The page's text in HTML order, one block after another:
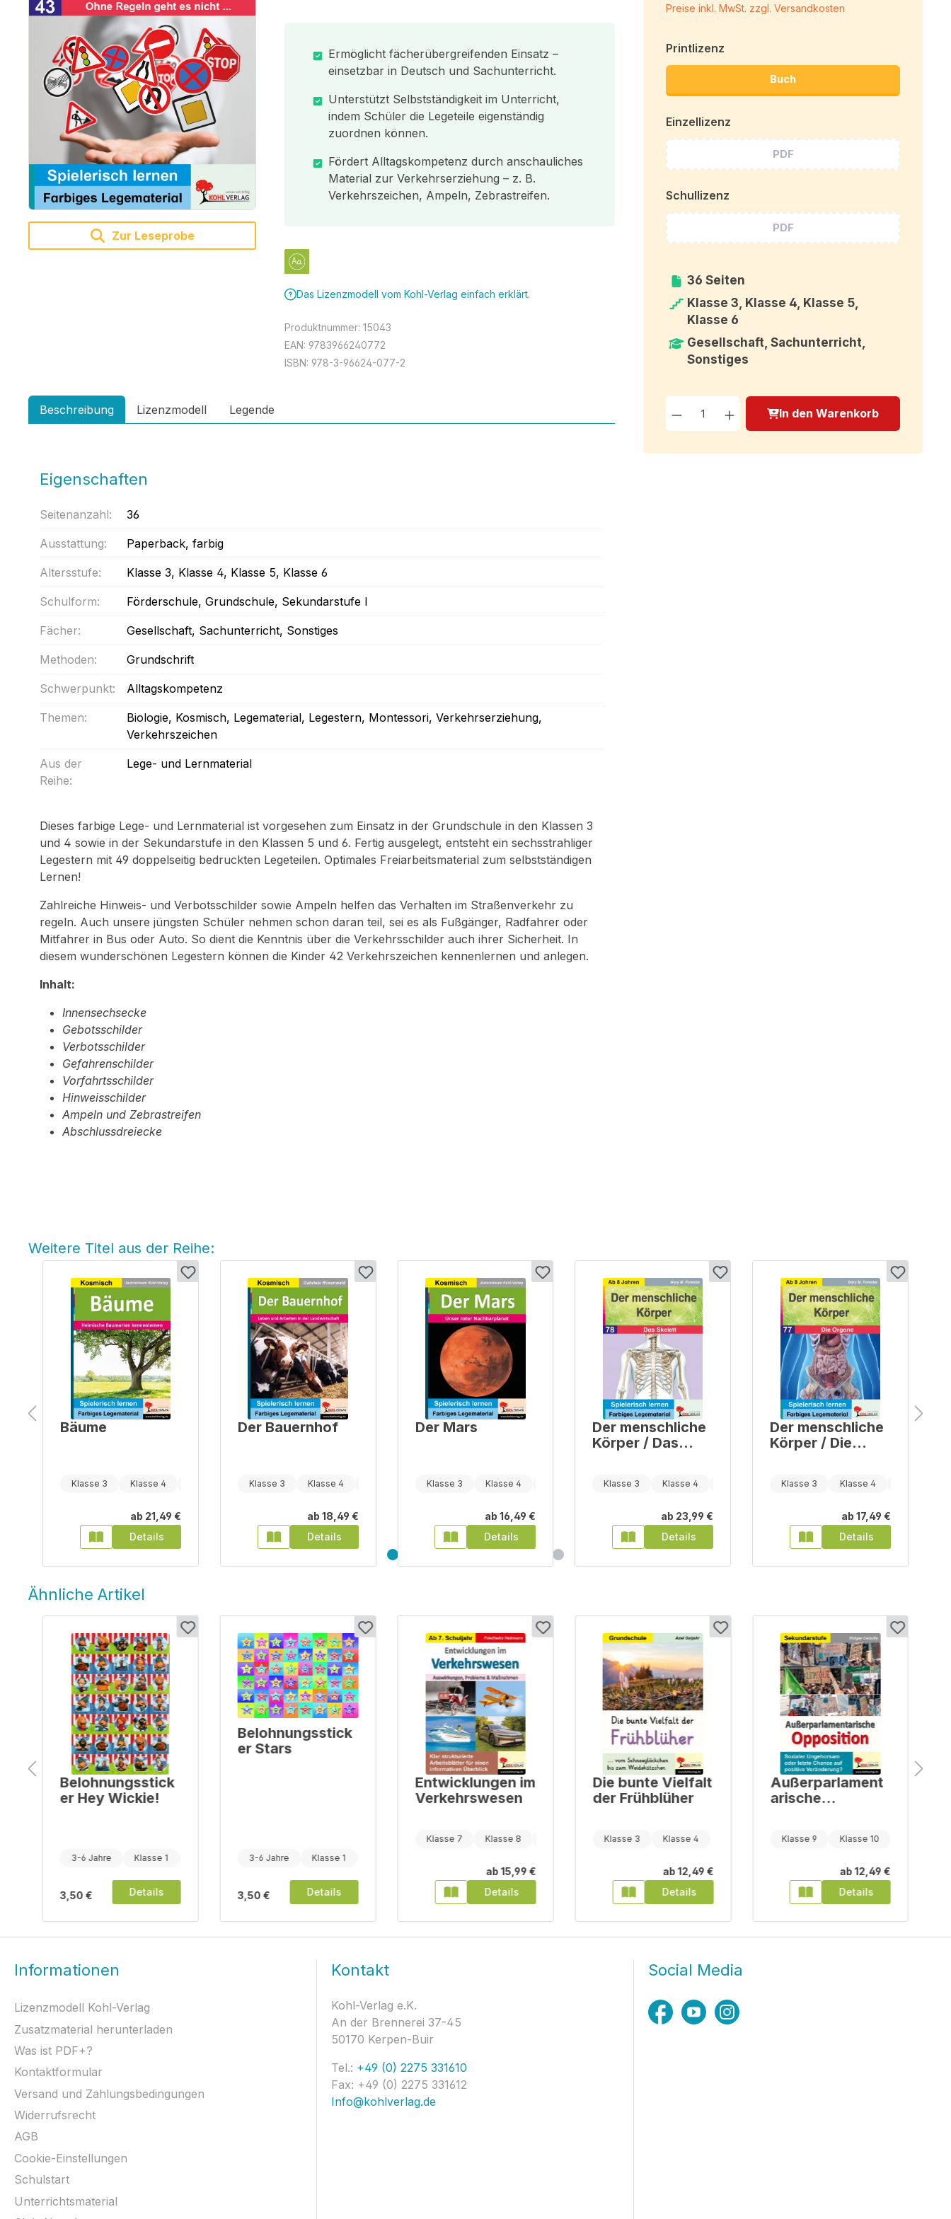
Zur Leseprobe
Ermöglicht fächerübergreifenden Einsatz –
einsetzbar in Deutsch und Sachunterricht.
Unterstützt Selbstständigkeit im Unterricht,
indem Schüler die Legeteile eigenständig
zuordnen können.
Fördert Alltagskompetenz durch anschauliches
Material zur Verkehrserziehung – z. B.
Verkehrszeichen, Ampeln, Zebrastreifen.
Das Lizenzmodell vom Kohl-Verlag einfach erklärt.
Produktnummer:15043
EAN: 9783966240772
ISBN: 978-3-96624-077-2
Beschreibung Lizenzmodell Legende
Eigenschaften
Seitenanzahl: 36
Ausstattung: Paperback, farbig
Altersstufe: Klasse 3, Klasse 4, Klasse 5, Klasse 6
Schulform: Förderschule, Grundschule, Sekundarstufe I
Fächer: Gesellschaft, Sachunterricht, Sonstiges
Methoden: Grundschrift
Schwerpunkt: Alltagskompetenz
Themen: Biologie, Kosmisch, Legematerial, Legestern, Montessori, Verkehrserziehung,
Verkehrszeichen
Aus der
Reihe:
Lege- und Lernmaterial
Dieses farbige Lege- und Lernmaterial ist vorgesehen zum Einsatz in der Grundschule in den Klassen 3
und 4 sowie in der Sekundarstufe in den Klassen 5 und 6. Fertig ausgelegt, entsteht ein sechsstrahliger
Legestern mit 49 doppelseitig bedruckten Legeteilen. Optimales Freiarbeitsmaterial zum selbstständigen
Lernen!
Zahlreiche Hinweis- und Verbotsschilder sowie Ampeln helfen das Verhalten im Straßenverkehr zu
regeln. Auch unsere jüngsten Schüler nehmen schon daran teil, sei es als Fußgänger, Radfahrer oder
Mitfahrer in Bus oder Auto. So dient die Kenntnis über die Verkehrsschilder auch ihrer Sicherheit. In
diesem wunderschönen Legestern können die Kinder 42 Verkehrszeichen kennenlernen und anlegen.
Inhalt:
Innensechsecke
Gebotsschilder
Verbotsschilder
Gefahrenschilder
Vorfahrtsschilder
Hinweisschilder
Ampeln und Zebrastreifen
Abschlussdreiecke
Preise inkl. MwSt. zzgl. Versandkosten
Printlizenz
Buch
Einzellizenz
PDF
Schullizenz
PDF
36 Seiten
Klasse 3, Klasse 4, Klasse 5,
Klasse 6
Gesellschaft, Sachunterricht,
Sonstiges
Produkt Anzahl: Gib
In den Warenkorb
Weitere Titel aus der Reihe:
Bäume
Klasse 3 Klasse 4
ab 21,49 €
Details
Der Bauernhof
Klasse 3 Klasse 4
ab 18,49 €
Details
Der Mars
Klasse 3 Klasse 4
ab 16,49 €
Details
Der menschliche
Körper / Das
Klasse 3 Klasse 4
ab 23,99 €
Details
Der menschliche
Körper / Die
Klasse 3 Klasse 4
ab 17,49 €
Details
Ähnliche Artikel
Belohnungsstick
er Hey Wickie!
3-6 Jahre Klasse 1
3,50 € Details
Belohnungsstick
er Stars
3-6 Jahre Klasse 1
3,50 € Details
Entwicklungen im
Verkehrswesen
Klasse 7 Klasse 8
ab15,99 €
Details
Die bunte Vielfalt
der Frühblüher
Klasse 3 Klasse 4
ab12,49 €
Details
Außerparlament
arische
Klasse 9 Klasse 10
ab12,49 €
Details
Informationen
Lizenzmodell Kohl-Verlag
Zusatzmaterial herunterladen
Was ist PDF+?
Kontaktformular
Versand und Zahlungsbedingungen
Widerrufsrecht
AGB
Cookie-Einstellungen
Schulstart
Unterrichtsmaterial
Kontakt
Kohl-Verlag e.K.
An der Brennerei 37-45
50170 Kerpen-Buir
Tel.: +49 (0) 2275 331610
Fax: +49 (0) 2275 331612
Info@kohlverlag.de
Social Media